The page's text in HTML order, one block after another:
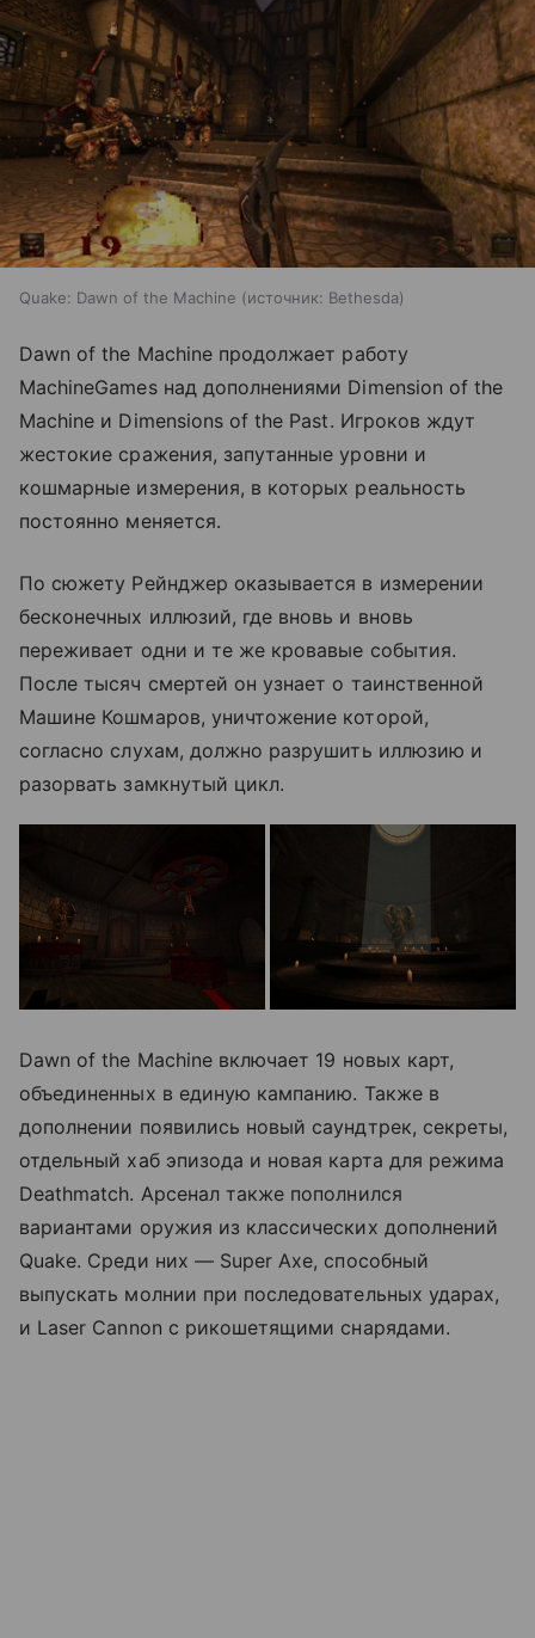
Quake: Dawn of the Machine источник: Bethesda
Dawn of the Machine продолжает работу
MachineGames над дополнениями Dimension of the
Machine и Dimensions of the Past. Игроков ждут
жестокие сражения, запутанные уровни и
кошмарные измерения, в которых реальность
постоянно меняется.
По сюжету Рейнджер оказывается в измерении
бесконечных иллюзий, где вновь и вновь
переживает одни и те же кровавые события.
После тысяч смертей он узнает о таинственной
Машине Кошмаров, уничтожение которой,
согласно слухам, должно разрушить иллюзию и
разорвать замкнутый цикл.
Dawn of the Machine включает 19 новых карт,
объединенных в единую кампанию. Также в
дополнении появились новый саундтрек, секреты,
отдельный хаб эпизода и новая карта для режима
Deathmatch. Арсенал также пополнился
вариантами оружия из классических дополнений
Quake. Среди них — Super Axe, способный
выпускать молнии при последовательных ударах,
и Laser Cannon с рикошетящими снарядами.